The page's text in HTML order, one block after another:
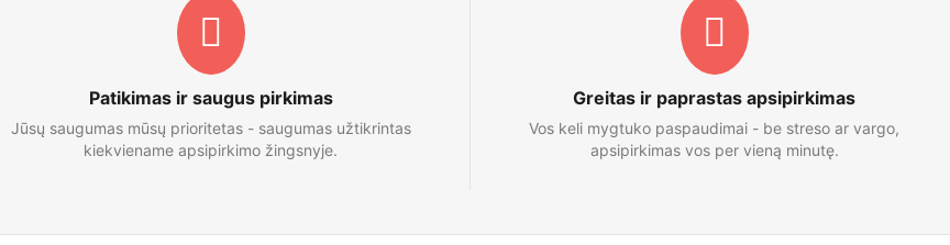
Patikimas ir saugus pirkimas
Jūsų saugumas mūsų prioritetas - saugumas užtikrintas
kiekviename apsipirkimo žingsnyje.
Greitas ir paprastas apsipirkimas
Vos keli mygtuko paspaudimai - be streso ar vargo,
apsipirkimas vos per vieną minutę.